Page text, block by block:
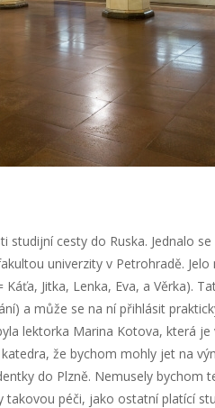
studijní cesty do Ruska. Jednalo
univerzity v Petrohradě.
Káťa, Jitka, Lenka, Eva, a Věrka).
a může se na ní přihlásit
lektorka Marina Kotova, která
že bychom mohly jet na
do Plzně. Nemusely bychom
péči, jako ostatní platící